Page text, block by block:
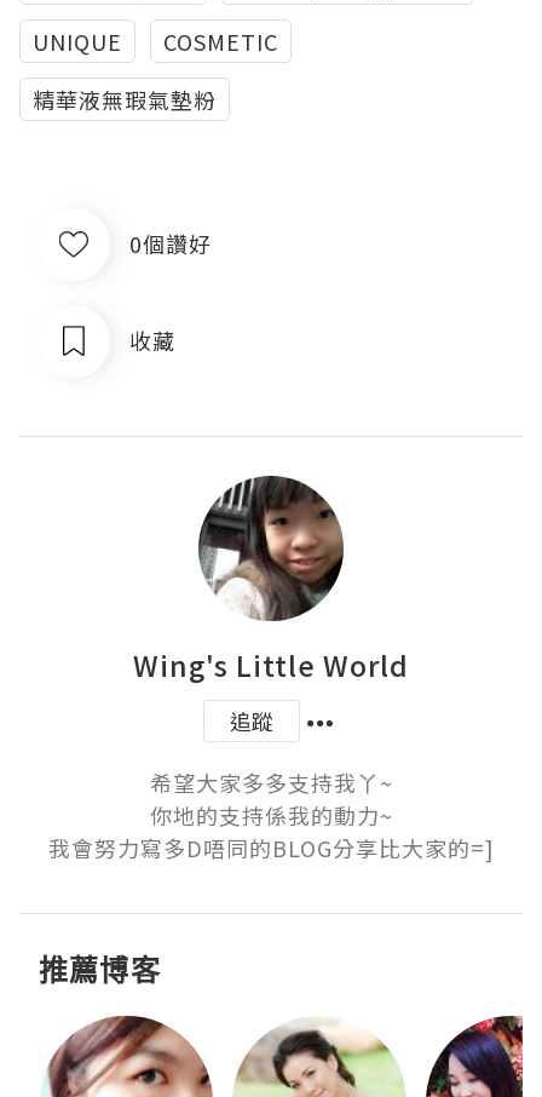
UNIQUE
COSMETIC
精華液無瑕氣墊粉
0個讚好
收藏
Wing's Little World
追蹤
希望大家多多支持我丫~
你地的支持係我的動力~
我會努力寫多D唔同的BLOG分享比大家的=]
推薦博客